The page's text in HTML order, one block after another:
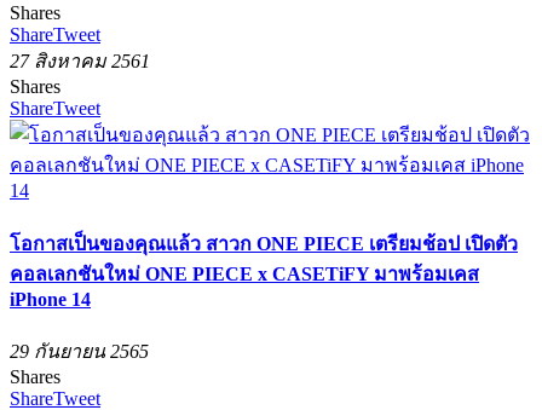
Shares
ShareTweet
27 สิงหาคม 2561
Shares
ShareTweet
โอกาสเป็นของคุณแล้ว สาวก ONE PIECE เตรียมช้อป เปิดตัว
คอลเลกชันใหม่ ONE PIECE x CASETiFY มาพร้อมเคส
iPhone 14
29 กันยายน 2565
Shares
ShareTweet